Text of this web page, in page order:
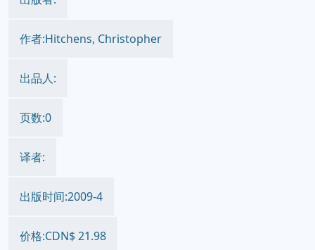
作者:Hitchens, Christopher
出品人:
页数:0
译者:
出版时间:2009-4
价格:CDN$ 21.98